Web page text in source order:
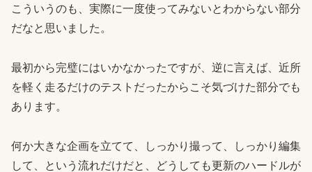
こういうのも、実際に一度使ってみないとわからない部分
だなと思いました。
最初から完璧にはいかなかったですが、逆に言えば、近所
を軽く走るだけのテストだったからこそ気づけた部分でも
あります。
何か大きな企画を立てて、しっかり撮って、しっかり編集
して、という流れだけだと、どうしても更新のハードルが